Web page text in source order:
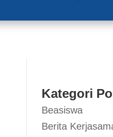
Kategori
Beasiswa
Berita